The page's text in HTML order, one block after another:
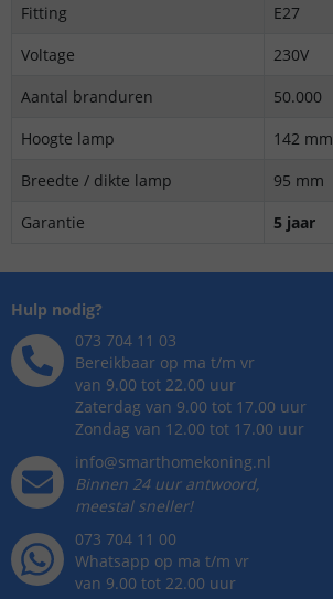
Fitting
E27
Voltage
230V
Aantal branduren
50.000
Hoogte lamp
142 mm
Breedte / dikte lamp
95 mm
Garantie
5 jaar
Hulp nodig?
073 704 11 03
Bereikbaar op ma t/m vr
van 9.00 tot 22.00 uur
Zaterdag van 9.00 tot 17.00 uur
Zondag van 12.00 tot 17.00 uur
info@smarthomekoning.nl
Binnen 24 uur antwoord,
meestal sneller!
073 704 11 00
Whatsapp op ma t/m vr
van 9.00 tot 22.00 uur